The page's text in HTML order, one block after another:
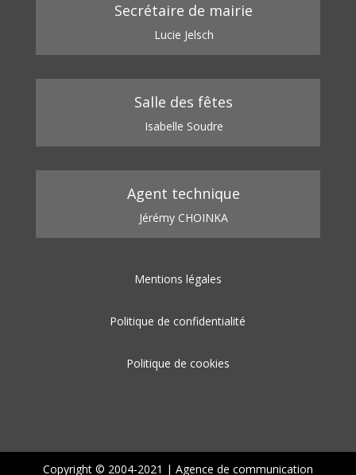
Secrétaire de mairie
Lucie Jelsch
Salle des fêtes
Isabelle Soudre
Agent technique
Jérémy CHOINKA
Mentions légales
Politique de confidentialité
Politique de cookies
Copyright © 2004-2021 | Agence de communication